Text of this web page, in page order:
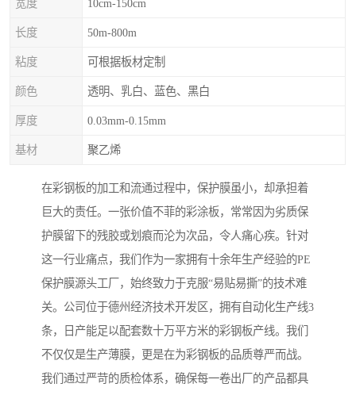
宽度 10cm-150cm
长度 50m-800m
粘度 可根据板材定制
颜色 透明、乳白、蓝色、黑白
厚度 0.03mm-0.15mm
基材 聚乙烯
在彩钢板的加工和流通过程中，保护膜虽小，却承担着
巨大的责任。一张价值不菲的彩涂板，常常因为劣质保
护膜留下的残胶或划痕而沦为次品，令人痛心疾。针对
这一行业痛点，我们作为一家拥有十余年生产经验的PE
保护膜源头工厂，始终致力于克服“易贴易撕”的技术难
关。公司位于德州经济技术开发区，拥有自动化生产线3
条，日产能足以配套数十万平方米的彩钢板产线。我们
不仅仅是生产薄膜，更是在为彩钢板的品质尊严而战。
我们通过严苛的质检体系，确保每一卷出厂的产品都具